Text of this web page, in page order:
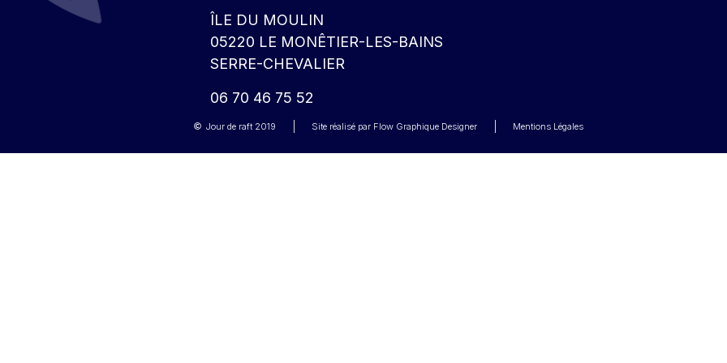
ÎLE DU MOULIN
05220 LE MONÊTIER-LES-BAINS
SERRE-CHEVALIER
06 70 46 75 52
Jour de raft 2019 Site réalisé par Flow Graphique Designer Mentions Légales